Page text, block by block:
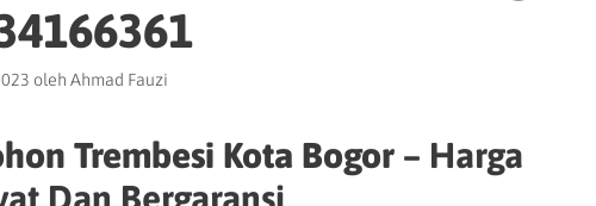
oleh Ahmad Fauzi
Trembesi Kota Bogor – Harga